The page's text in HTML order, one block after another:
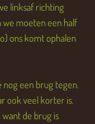
linksaf richting
moeten een half
ons komt ophalen
nog een brug tegen.
ook veel korter is.
de brug is